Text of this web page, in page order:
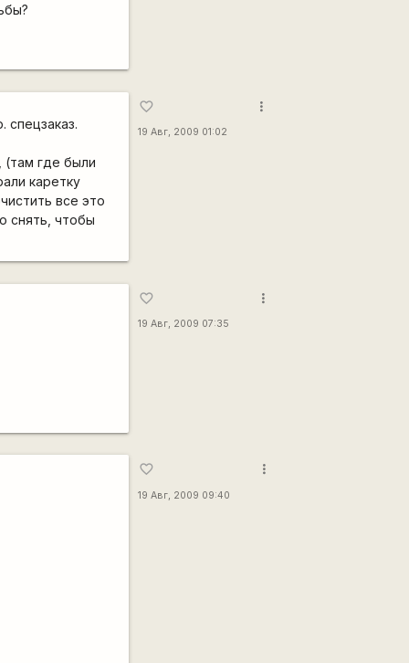
спецзаказ.
(там где были
каретку
все это
снять, чтобы
favorite_border
19 Авг, 2009 01:02
more_vert
favorite_border
19 Авг, 2009 07:35
more_vert
favorite_border
19 Авг, 2009 09:40
more_vert